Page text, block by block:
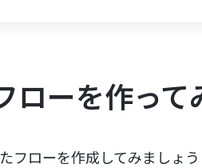
ーを作って
フローを作成してみましょう